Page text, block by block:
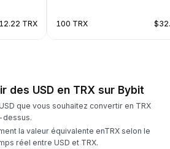
TRX 100 TRX
des USD en TRX sur Bybit
que vous souhaitez convertir en TRX
dessus.
la valeur équivalente enTRX selon le
réel entre USD et TRX.